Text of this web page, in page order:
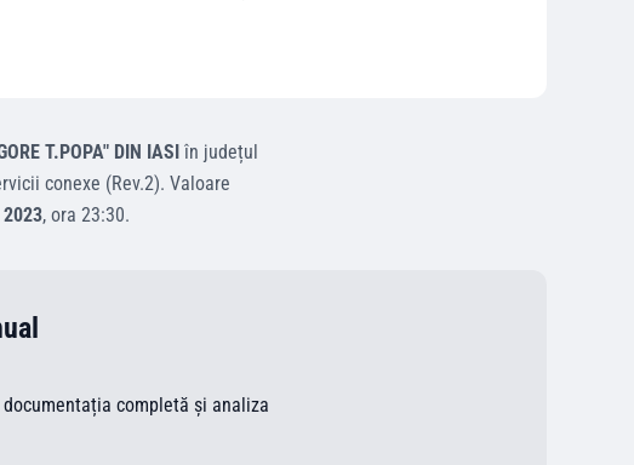
T.POPA" DIN IASIîn județul
conexe (Rev.2). Valoare
, ora 23:30.
completă și analiza